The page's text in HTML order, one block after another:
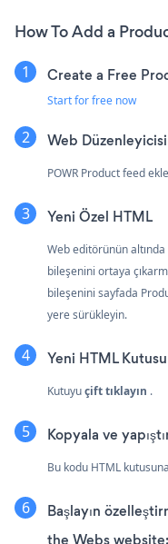
How To Add a
Create a Free
Start for free now
Web
POWR Product feed
Yeni Özel HTML
Web editörünün
bileşenini ortaya
bileşenini sayfada
yere sürükleyin.
Yeni HTML Kutusu
Kutuyuçift tıklayın .
Kopyala ve
Bu kodu HTML kutusuna
Başlayın